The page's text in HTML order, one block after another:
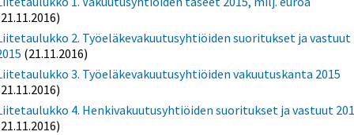
2. Työeläkevakuutusyhtiöiden suoritukset ja vastuut
(21.11.2016)
3. Työeläkevakuutusyhtiöiden vakuutuskanta 2015
4. Henkivakuutusyhtiöiden suoritukset ja vastuut